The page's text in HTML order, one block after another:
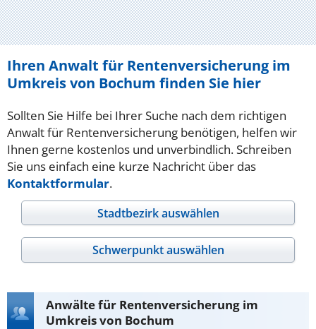
Ihren Anwalt für Rentenversicherung im
Umkreis von Bochum finden Sie hier
Sollten Sie Hilfe bei Ihrer Suche nach dem richtigen
Anwalt für Rentenversicherung benötigen, helfen wir
Ihnen gerne kostenlos und unverbindlich. Schreiben
Sie uns einfach eine kurze Nachricht über das
Kontaktformular.
Stadtbezirk auswählen
Schwerpunkt auswählen
Anwälte für Rentenversicherung im
Umkreis von Bochum